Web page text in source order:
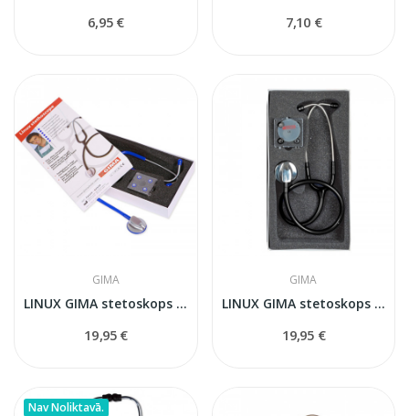
6,95 € 7,10 €
GIMA
LINUX GIMA stetoskops zīls
19,95 €
GIMA
LINUX GIMA stetoskops mēlns
19,95 €
Nav Noliktavā.